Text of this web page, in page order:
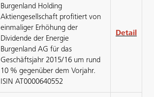
Burgenland Holding
Aktiengesellschaft profitiert von
einmaliger Erhöhung der
Dividende der Energie
Burgenland AG für das
Geschäftsjahr 2015/16 um rund
10 % gegenüber dem Vorjahr.
ISIN AT0000640552
Detail